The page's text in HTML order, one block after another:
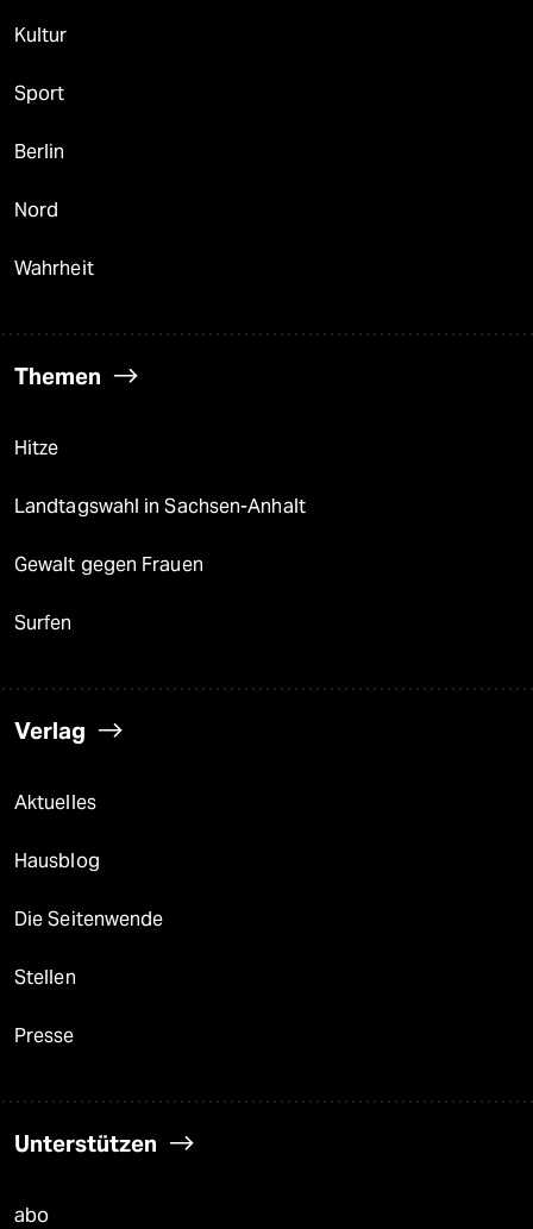
Kultur
Sport
Berlin
Nord
Wahrheit
Themen
Hitze
Landtagswahl in Sachsen-Anhalt
Gewalt gegen Frauen
Surfen
Verlag
Aktuelles
Hausblog
Die Seitenwende
Stellen
Presse
Unterstützen
abo